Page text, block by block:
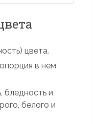
цвета.
в нем
бледность и
белого и